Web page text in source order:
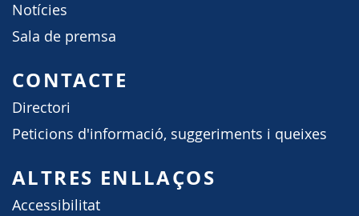
Notícies
Sala de premsa
CONTACTE
Directori
Peticions d'informació, suggeriments i queixes
ALTRES ENLLAÇOS
Accessibilitat